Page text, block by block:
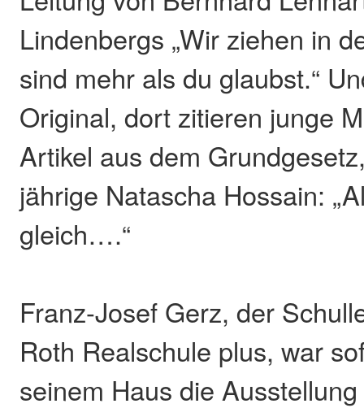
Lindenbergs „Wir ziehen in
sind mehr als du glaubst.“
Original, dort zitieren junge
Artikel aus dem
jährige Natascha Hossain:
gleich….“
Franz-Josef Gerz, der
Roth Realschule plus, war
seinem Haus die Ausstellung